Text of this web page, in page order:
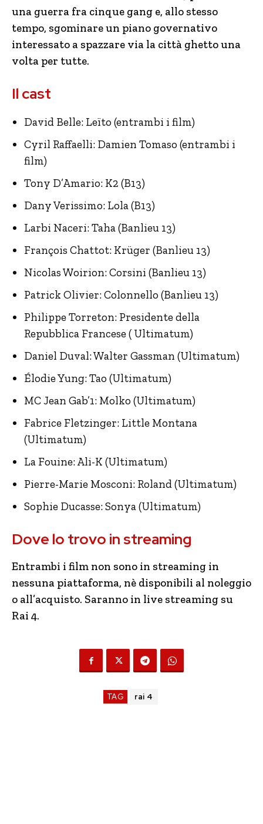
una guerra fra cinque gang e, allo stesso
tempo, sgominare un piano governativo
interessato a spazzare via la città ghetto una
volta per tutte.
Il cast
David Belle: Leïto (entrambi i film)
Cyril Raffaelli: Damien Tomaso (entrambi i
film)
Tony D’Amario: K2 (B13)
Dany Verissimo: Lola (B13)
Larbi Naceri: Taha (Banlieu 13)
François Chattot: Krüger (Banlieu 13)
Nicolas Woirion: Corsini (Banlieu 13)
Patrick Olivier: Colonnello (Banlieu 13)
Philippe Torreton: Presidente della
Repubblica Francese ( Ultimatum)
Daniel Duval: Walter Gassman (Ultimatum)
Élodie Yung: Tao (Ultimatum)
MC Jean Gab’1: Molko (Ultimatum)
Fabrice Fletzinger: Little Montana
(Ultimatum)
La Fouine: Ali-K (Ultimatum)
Pierre-Marie Mosconi: Roland (Ultimatum)
Sophie Ducasse: Sonya (Ultimatum)
Dove lo trovo in streaming
Entrambi i film non sono in streaming in
nessuna piattaforma, nè disponibili al noleggio
o all’acquisto. Saranno in live streaming su
Rai 4.
TAG rai 4